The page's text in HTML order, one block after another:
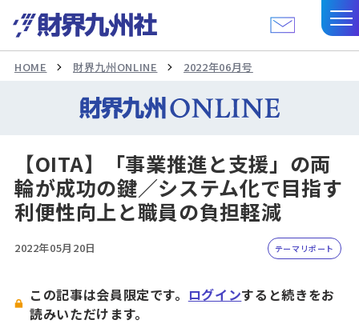
HOME 財界九州ONLINE 2022年06月号
【OITA】「事業推進と支援」の両
輪が成功の鍵／システム化で目指す
利便性向上と職員の負担軽減
2022年05月20日 テーマリポート
この記事は会員限定です。 ログインすると続きをお
読みいただけます。